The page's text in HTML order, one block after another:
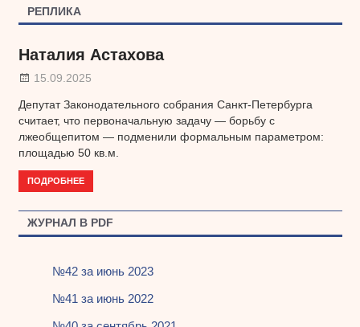
РЕПЛИКА
Наталия Астахова
15.09.2025
Депутат Законодательного собрания Санкт-Петербурга
считает, что первоначальную задачу — борьбу с
лжеобщепитом — подменили формальным параметром:
площадью 50 кв.м.
ПОДРОБНЕЕ
ЖУРНАЛ В PDF
№42 за июнь 2023
№41 за июнь 2022